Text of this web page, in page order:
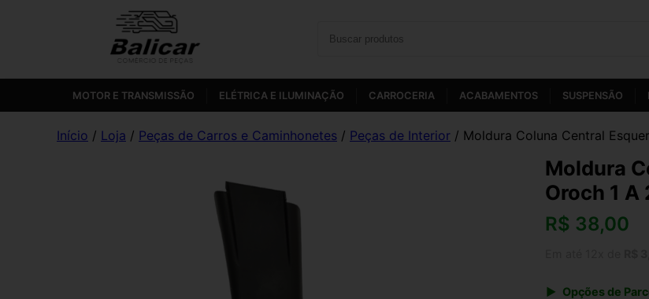
MOTOR E TRANSMISSÃO ELÉTRICA E ILUMINAÇÃO CARROCERIA ACABAMENTOS SUSPENSÃO
Início / Loja / Peças de Carros e Caminhonetes / Peças de Interior / Moldura Coluna Central
Moldura
Oroch 1
R$ 38,00
Opções de